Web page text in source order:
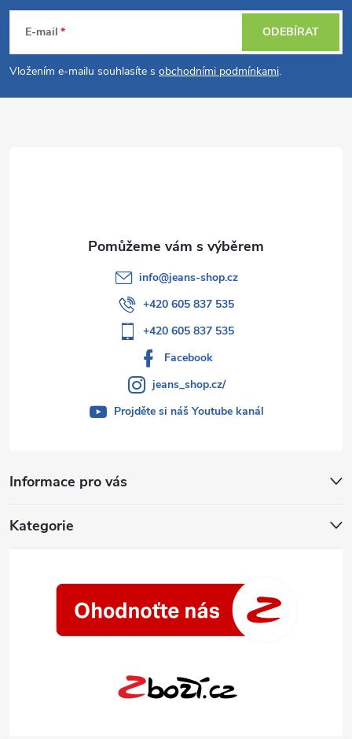
p
a
E-mail
Vložením e-mailu souhlasíte s obchodními podmínkami.
ODEBÍRAT
Informace pro vás
Kategorie
info@jeans-shop.cz
+420 605 837 535
+420 605 837 535
Facebook
jeans_shop.cz/
Projděte si náš Youtube kanál